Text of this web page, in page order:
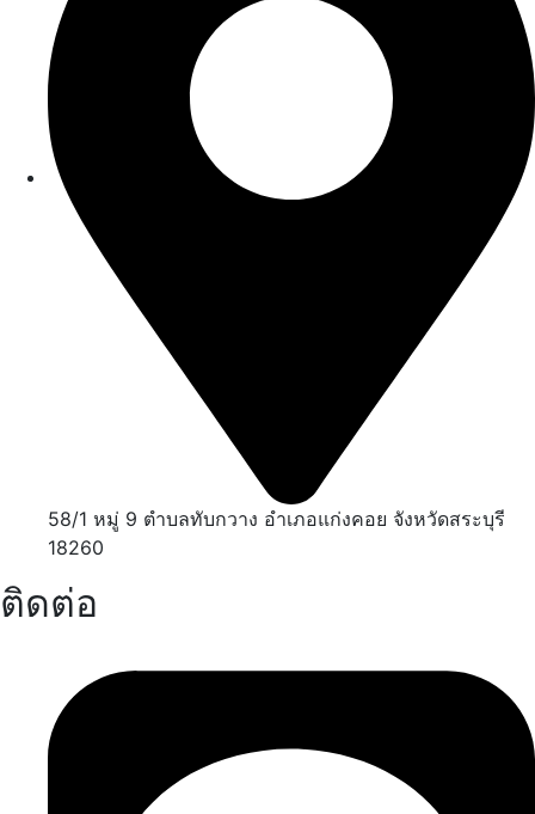
58/1 หมู่ 9 ตำบลทับกวาง อำเภอแก่งคอย จังหวัดสระบุรี
18260
ติดต่อ